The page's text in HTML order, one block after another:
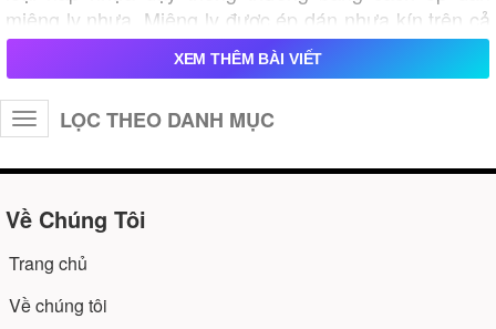
miệng ly nhựa. Miệng ly được ép dán nhựa kín trên cả
miệng ly hình tròn. Nhờ đó các ly nước mía, ly trà sữa,
nước ép,… của bạn sẽ được đảm bảo không bị tràn,
đổ nước ra ngoài trong quá trình vận chuyển.
BIẾN:
Máy ép miệng ly nhựa được phân loại theo dung tích ly
Máy ép miệng ly nhựa nhỏ - dung tích khoảng
500ml
XEM THÊM BÀI VIẾT
Toggle
navigation
LỌC THEO DANH MỤC
Về Chúng Tôi
Trang chủ
Về chúng tôi